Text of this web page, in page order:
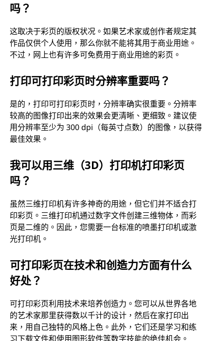
吗？
这取决于彩页的版权状况。如果艺术家或创作者规定其
作品仅供个人使用，那么你就不能将其用于商业用途。
不过，网上也有许多可免费用于商业用途的彩页。
打印可打印彩页时分辨率重要吗？
是的，打印可打印彩页时，分辨率确实很重要。分辨率
较高的图像打印出来的效果会更清晰、更细致。建议使
用分辨率至少为 300 dpi（每英寸点数）的图像，以获得
最佳效果。
我可以用三维（3D）打印机打印彩页
吗？
虽然三维打印机有许多神奇的用途，但它们并不适合打
印彩页。三维打印机通过数字文件创建三维物体，而彩
页是二维的。因此，您需要一台标准的喷墨打印机或激
光打印机。
可打印彩页在技术和创造力方面有什么
好处？
可打印彩页利用技术来培养创造力。您可以从世界各地
的艺术家那里获得数以千计的设计，然后在家打印出
来，用自己独特的风格上色。此外，它们还是学习和练
习下载文件和使用图形软件等数字技能的绝佳机会。